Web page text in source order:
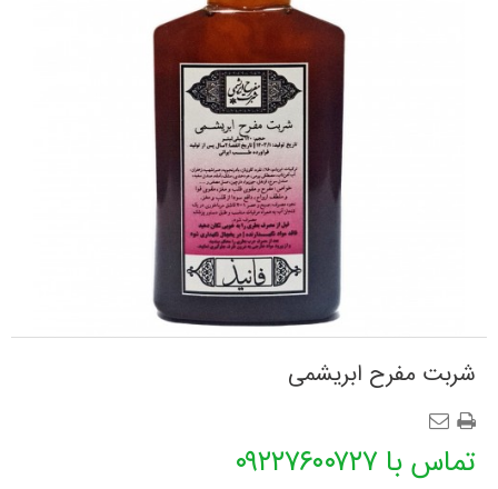
شربت مفرح ابریشمی
تماس با ۰۹۲۲۷۶۰۰۷۲۷